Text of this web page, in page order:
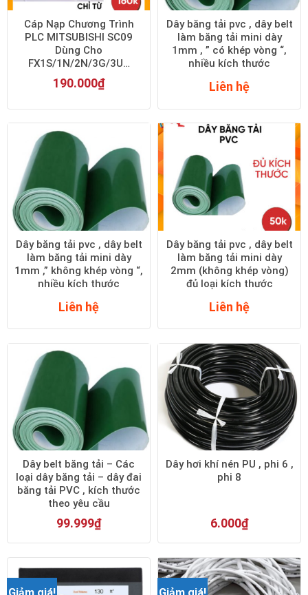
Cáp Nạp Chương Trình
PLC MITSUBISHI SC09
Dùng Cho
FX1S/1N/2N/3G/3U…
190.000₫
Dây băng tải pvc , dây belt
làm băng tải mini dày
1mm , ” có khép vòng “,
nhiều kích thước
Liên hệ
Dây băng tải pvc , dây belt
làm băng tải mini dày
1mm ,” không khép vòng “,
nhiều kích thước
Liên hệ
Dây băng tải pvc , dây belt
làm băng tải mini dày
2mm (không khép vòng)
đủ loại kích thước
Liên hệ
Dây belt băng tải – Các
loại dây băng tải – dây đai
băng tải PVC , kích thước
theo yêu cầu
99.999₫
Dây hơi khí nén PU , phi 6 ,
phi 8
6.000₫